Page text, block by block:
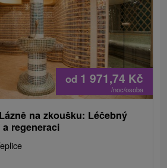
od 1 971,74 Kč
/noc/osoba
na zkoušku: Léčebný
regeneraci